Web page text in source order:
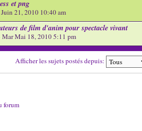
et png
21, 2010 10:40 am
de film d'anim pour spectacle vivant
Mar Mai 18, 2010 5:11 pm
Afficher les sujets postés depuis:
forum